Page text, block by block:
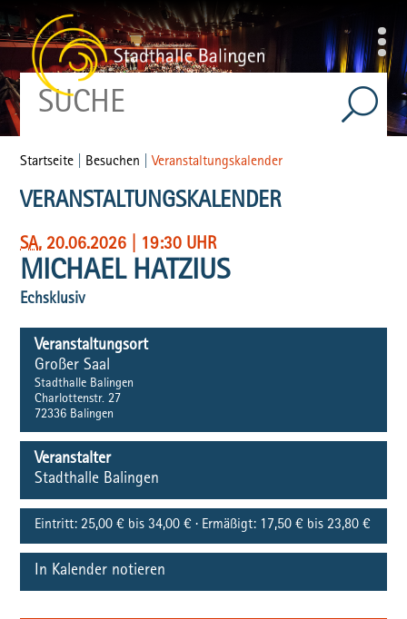
Startseite Besuchen |Veranstaltungskalender
VERANSTALTUNGSKALENDER
SA, 20.06.2026 19:30 UHR
MICHAEL HATZIUS
Echsklusiv
Veranstaltungsort
Großer Saal
Stadthalle Balingen
Charlottenstr. 27
72336 Balingen
Veranstalter
Stadthalle Balingen
Eintritt: 25,00 € bis 34,00 € · Ermäßigt: 17,50 € bis 23,80 €
In Kalender notieren